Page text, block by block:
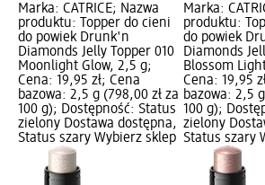
Marka: CATRICE; Nazwa
produktu: Topper do cieni
do powiek Drunk'n
Diamonds Jelly Topper 010
Moonlight Glow, 2,5 g;
Cena: 19,95 zł; Cena
bazowa: 2,5 g (798,00 zł za
100 g); Dostępność: Status
zielony Dostawa dostępna,
Status szary Wybierz sklep
Marka:
produktu:
do powiek
Diamonds
Blossom
Cena: 19,95
bazowa: 2,5
100 g);
zielony
Status szary